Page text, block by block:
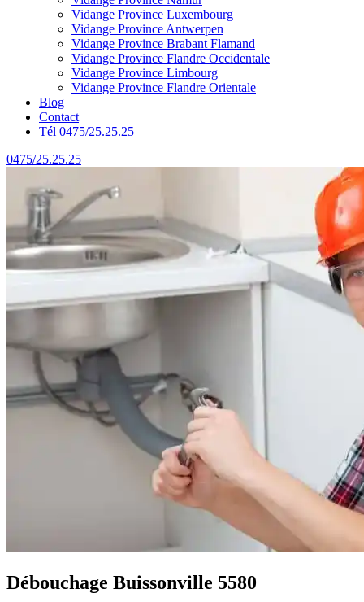
Vidange Province Luxembourg
Vidange Province Antwerpen
Vidange Province Brabant Flamand
Vidange Province Flandre Occidentale
Vidange Province Limbourg
Vidange Province Flandre Orientale
Blog
Contact
Tél 0475/25.25.25
0475/25.25.25
Débouchage Buissonville 5580